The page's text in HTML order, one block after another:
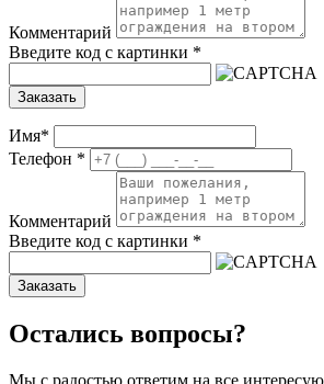
Комментарий
Введите код с картинки *
Заказать
Имя*
Телефон *
Комментарий
Введите код с картинки *
Заказать
Остались вопросы?
Мы с радостью ответим на все